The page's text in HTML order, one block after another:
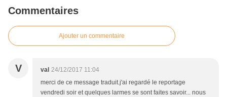
Commentaires
Ajouter un commentaire
V val 24/12/2017 11:04
merci de ce message traduit.j'ai regardé le reportage
vendredi soir et quelques larmes se sont faites savoir... nous